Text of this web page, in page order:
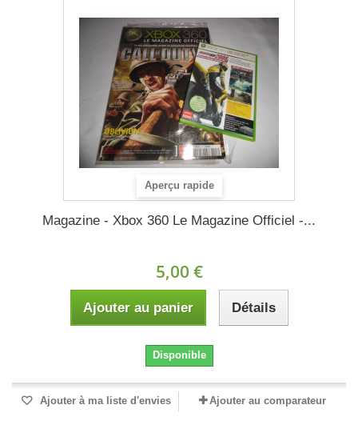
Aperçu rapide
Magazine - Xbox 360 Le Magazine Officiel -...
5,00 €
Ajouter au panier Détails
Disponible
Ajouter à ma liste d'envies Ajouter au comparateur